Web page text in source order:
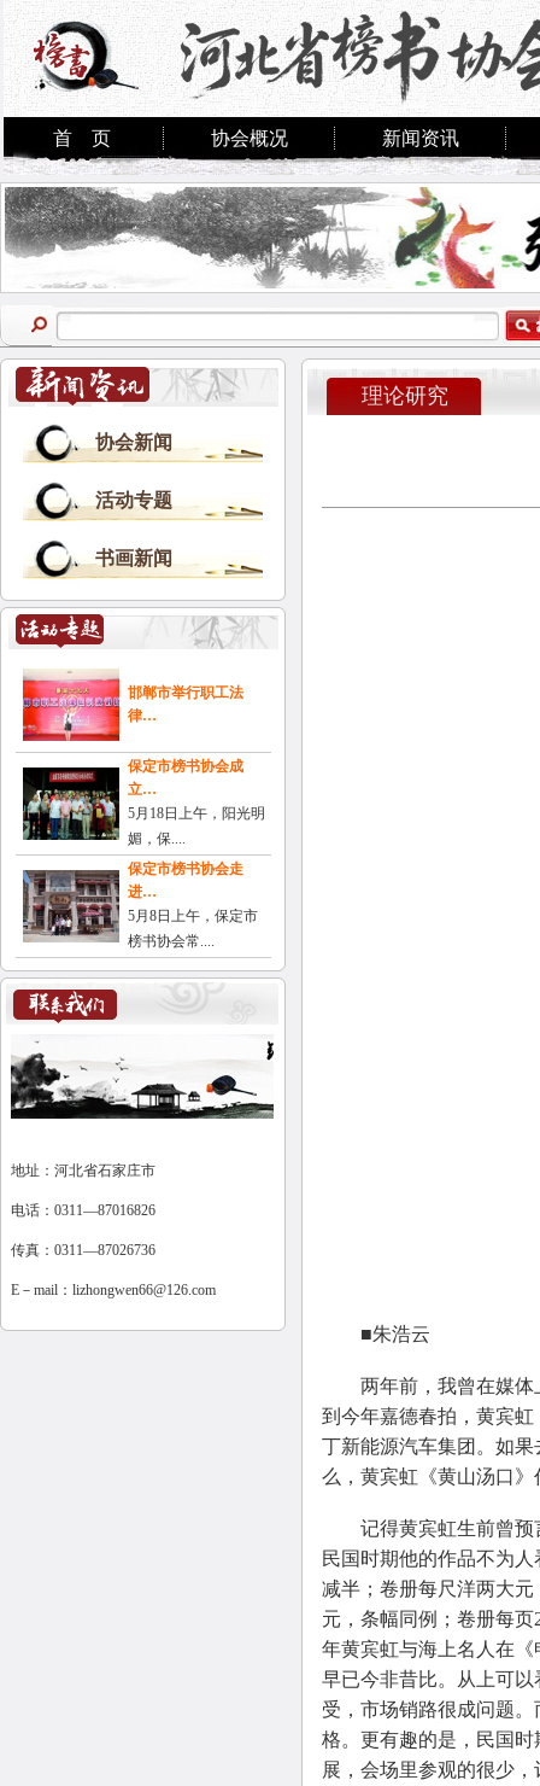
首 页 协会概况 新闻资讯
协会新闻
活动专题
书画新闻
邯郸市举行职工法
律…
保定市榜书协会成
立…
5月18日上午，阳光明
媚，保....
保定市榜书协会走
进…
5月8日上午，保定市
榜书协会常....
地址：河北省石家庄市
电话：0311—87016826
传真：0311—87026736
E－mail： lizhongwen66@126.com
理论研究
■朱浩云
两年前，我曾在媒体上
到今年嘉德春拍，黄宾
丁新能源汽车集团。如果
么，黄宾虹《黄山汤口
记得黄宾虹生前曾预言
民国时期他的作品不为
减半；卷册每尺洋两大元
元，条幅同例；卷册每
年黄宾虹与海上名人在
早已今非昔比。从上可以
受，市场销路很成问题
格。更有趣的是，民国
展，会场里参观的很少